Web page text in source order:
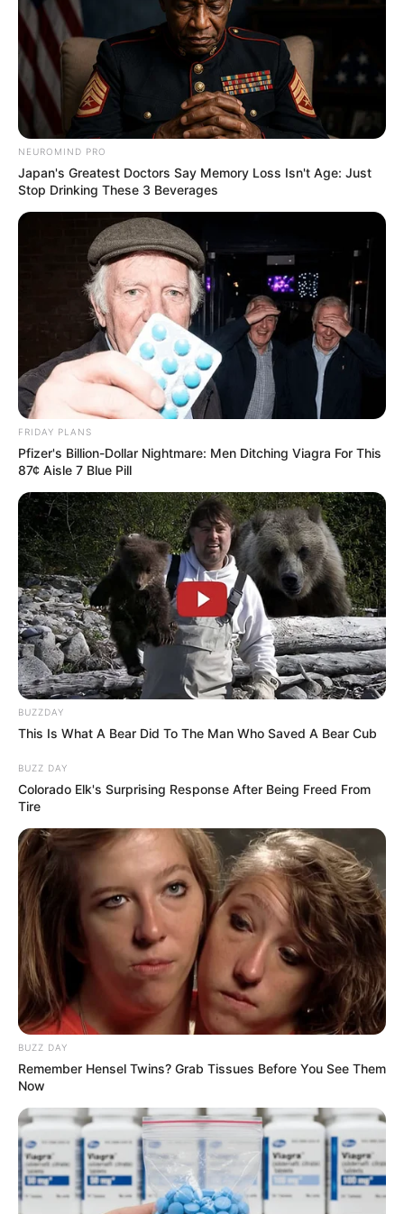
ΔΗΜΟΦΙΛΗ ΑΡΘΡΑ
Υγειονομικοί: Επιστολή-κόλαφος στην
επέτειο των αναστολών..
Παρασκευή, 2 Σεπτεμβρίου 2022, 15:39
Υγειονομικοί: Επιστολή-κόλαφος στην επέτειο των...
REINER FUELLMICH ΓΙΑ ΤΗΝ
ΝΥΡΕΜΒΕΡΓΗ 2: «ΣΕ 2 ΕΩΣ 3
ΕΒΔΟΜΑΔΕΣ, ΘΑ...
Η Εκδικητική μανία της
κυβέρνησης Μητσοτάκη
εναντίον αυτού που έβγαλε
την αλήθεια...
ΗΠΑ: Ο Αμερικανικός
να αναμειγνύει αίμα
εμβολιασμένων με αίμα...
προειδοποιεί «Βρισκόμαστε
Πόσο πιο χαμηλά θα πέσει
Τρίτη, 5 Ιουλίου 2022, 10:01
Σχόλια Αναξίμανδρου: Πόσο πιο χαμηλά...
NEUROMIND PRO
Japan's Greatest Doctors Say Memory Loss Isn't Age: Just
Stop Drinking These 3 Beverages
FRIDAY PLANS
Pfizer's Billion-Dollar Nightmare: Men Ditching Viagra For This
87¢ Aisle 7 Blue Pill
BUZZDAY
This Is What A Bear Did To The Man Who Saved A Bear Cub
BUZZ DAY
Colorado Elk's Surprising Response After Being Freed From
Tire
BUZZ DAY
Remember Hensel Twins? Grab Tissues Before You See Them
Now